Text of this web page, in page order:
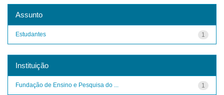
Assunto
1
Estudantes
Instituição
1
Fundação de Ensino e Pesquisa do ...